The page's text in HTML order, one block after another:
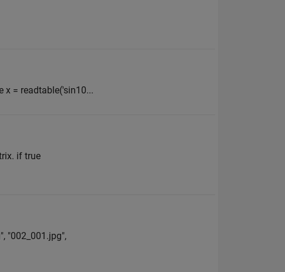
x = readtable('sin10...
if true
"002_001.jpg",